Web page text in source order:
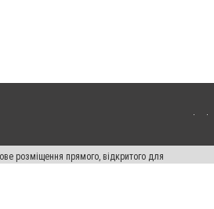
розміщення прямого, відкритого для